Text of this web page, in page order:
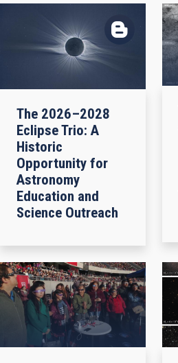
The 2026–2028
Eclipse Trio: A
Historic
Opportunity for
Astronomy
Education and
Science Outreach